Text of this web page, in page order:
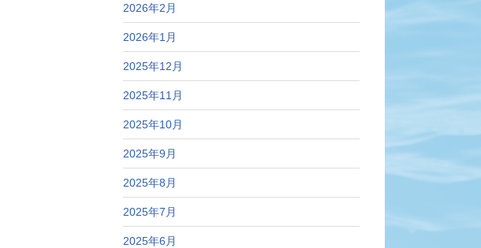
2026年2月
2026年1月
2025年12月
2025年11月
2025年10月
2025年9月
2025年8月
2025年7月
2025年6月